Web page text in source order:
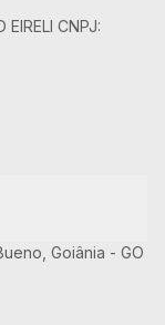
EIRELI CNPJ:
Goiânia - GO